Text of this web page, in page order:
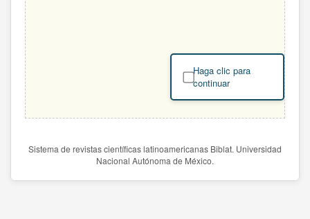
Haga clic para
continuar
Sistema de revistas científicas latinoamericanas Biblat. Universidad
Nacional Autónoma de México.